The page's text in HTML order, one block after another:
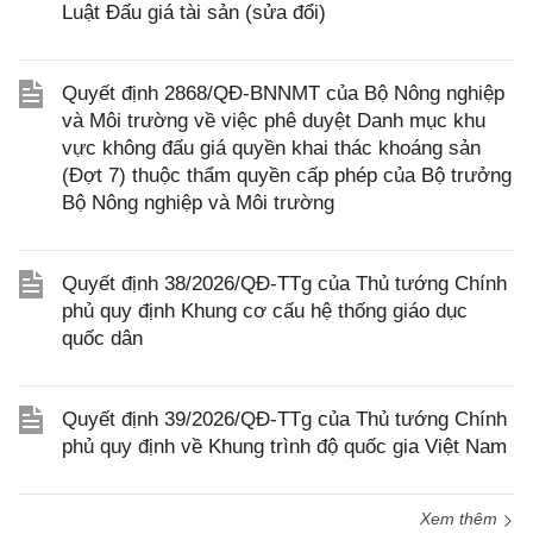
Luật Đấu giá tài sản (sửa đổi)
Quyết định 2868/QĐ-BNNMT của Bộ Nông nghiệp
và Môi trường về việc phê duyệt Danh mục khu
vực không đấu giá quyền khai thác khoáng sản
(Đợt 7) thuộc thẩm quyền cấp phép của Bộ trưởng
Bộ Nông nghiệp và Môi trường
Quyết định 38/2026/QĐ-TTg của Thủ tướng Chính
phủ quy định Khung cơ cấu hệ thống giáo dục
quốc dân
Quyết định 39/2026/QĐ-TTg của Thủ tướng Chính
phủ quy định về Khung trình độ quốc gia Việt Nam
Xem thêm